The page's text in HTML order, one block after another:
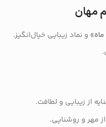
مهان
و نماد زیبایی خیال‌انگیز.
از زیبایی و لطافت.
مهر و روشنایی.